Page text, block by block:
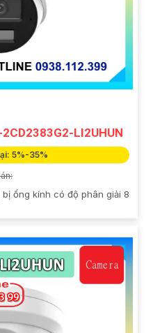
LI2UHUN
5%-35%
bị ống kính có độ phân giải 8